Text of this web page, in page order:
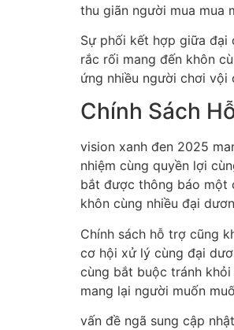
thu giãn người mua mua
Sự phối kết hợp giữa đại
rắc rối mang đến khôn
ứng nhiều người chơi vội
Chính Sách
vision xanh đen 2025
nhiệm cùng quyền lợi
bắt được thông báo một
khôn cùng nhiều đại
Chính sách hỗ trợ cũng
cơ hội xử lý cùng đại
cùng bắt buộc tránh
mang lại người muốn
vấn đề ngã sung cập